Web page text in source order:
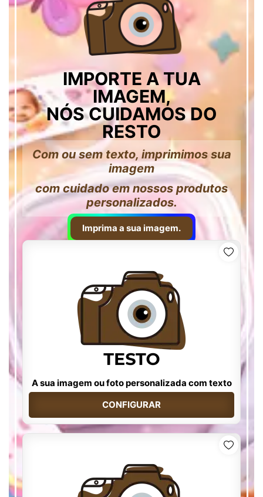
IMPORTE A TUA
IMAGEM,
NÓS CUIDAMOS DO
RESTO
Com ou sem texto, imprimimos sua
imagem
com cuidado em nossos produtos
personalizados.
Imprima a sua imagem.
A sua imagem ou foto personalizada com texto
CONFIGURAR